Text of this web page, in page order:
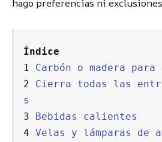
hago preferencias ni
Índice
1 Carbón o madera para
2 Cierra todas las
s
3 Bebidas calientes
4 Velas y lámparas de